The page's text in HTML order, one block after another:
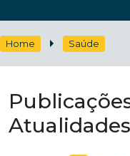
Home Saúde
Atualidades